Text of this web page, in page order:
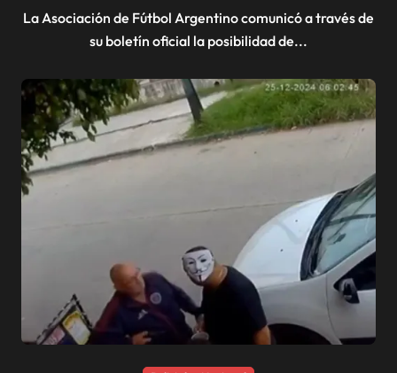
La Asociación de Fútbol Argentino comunicó a través de
su boletín oficial la posibilidad de...